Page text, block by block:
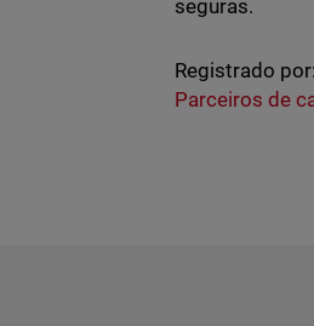
seguras.
Registrado por:
Parceiros de